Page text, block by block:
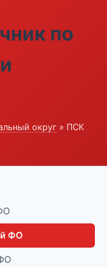
по
округ » ПСК
ФО